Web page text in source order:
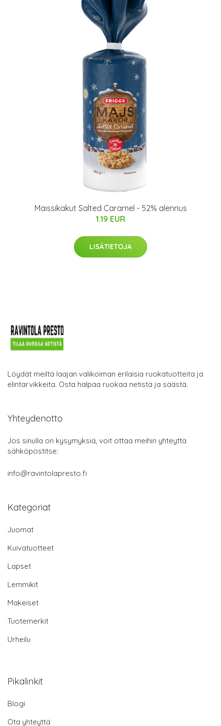
Maissikakut Salted Caramel - 52% alennus
1.19 EUR
LISÄTIETOJA
Löydät meiltä laajan valikoiman erilaisia ruokatuotteita ja
elintarvikkeita. Osta halpaa ruokaa netistä ja säästä.
Yhteydenotto
Jos sinulla on kysymyksiä, voit ottaa meihin yhteyttä
sähköpostitse:
info@ravintolapresto.fi
Kategoriat
Juomat
Kuivatuotteet
Lapset
Lemmikit
Makeiset
Tuotemerkit
Urheilu
Pikalinkit
Blogi
Ota yhteyttä